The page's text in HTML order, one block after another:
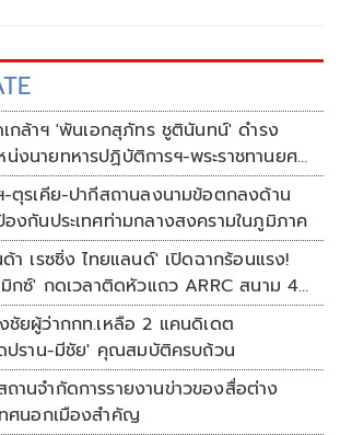
เกล้าฯ 'พันเอกสุภัทร ชูตินันทน์' ดำรง
น่งนายทหารปฏิบัติการฯ-พระราชทานยศ
'
-ตุรเคีย-ปากีสถานลงนามข้อตกลงด้าน
องกันประเทศท่ามกลางสงครามในภูมิภาค
า เรซซิ่ง ไทยแลนด์' เปิดฉากร้อนแรง!
กซ์' กดเวลาติดหัวแถว ARRC สนาม 4
าลิกา
ชัยผู้ว่ากกท.เหลือ 2 แคนดิเดต
ปราน-มีชัย' คุณสมบัติครบถ้วน
ถานจำกัดการรายงานข่าวของสื่อต่าง
ทศนอกเมืองสำคัญ